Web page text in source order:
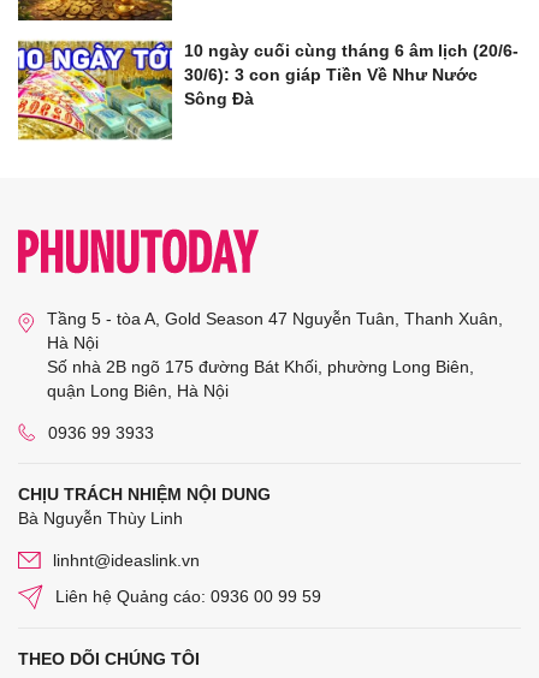
10 ngày cuối cùng tháng 6 âm lịch (20/6-
30/6): 3 con giáp Tiền Về Như Nước
Sông Đà
Tầng 5 - tòa A, Gold Season 47 Nguyễn Tuân, Thanh Xuân,
Hà Nội
Số nhà 2B ngõ 175 đường Bát Khối, phường Long Biên,
quận Long Biên, Hà Nội
0936 99 3933
CHỊU TRÁCH NHIỆM NỘI DUNG
Bà Nguyễn Thùy Linh
linhnt@ideaslink.vn
Liên hệ Quảng cáo: 0936 00 99 59
THEO DÕI CHÚNG TÔI